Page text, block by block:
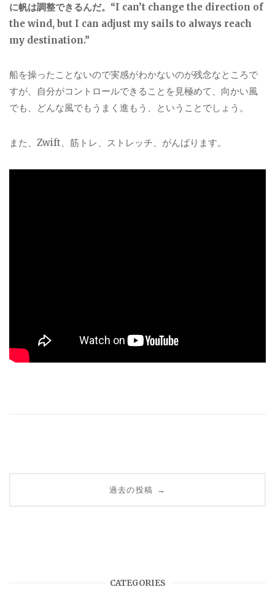
に帆は調整できるんだ。“I can’t change the direction of
the wind, but I can adjust my sails to always reach
my destination.”
船を操ったことないので実感がわかないのが残念なところで
すが、自分がコントロールできることを見極めて、向かい風
でも、どんな風でもうまく進もう、ということでしょう。
また、Zwift、筋トレ、ストレッチ、がんばります。
過去の投稿 →
CATEGORIES